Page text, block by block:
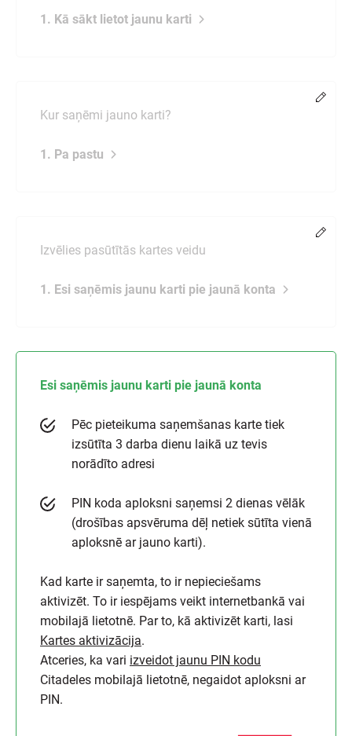
1. Kā sākt lietot jaunu karti
Kur saņēmi jauno karti?
1. Pa pastu
Izvēlies pasūtītās kartes veidu
1. Esi saņēmis jaunu karti pie jaunā konta
Esi saņēmis jaunu karti pie jaunā konta
Pēc pieteikuma saņemšanas karte tiek
izsūtīta 3 darba dienu laikā uz tevis
norādīto adresi
PIN koda aploksni saņemsi 2 dienas vēlāk
(drošības apsvēruma dēļ netiek sūtīta vienā
aploksnē ar jauno karti).
Kad karte ir saņemta, to ir nepieciešams
aktivizēt. To ir iespējams veikt internetbankā vai
mobilajā lietotnē. Par to, kā aktivizēt karti, lasi
Kartes aktivizācija.
Atceries, ka vari izveidot jaunu PIN kodu
Citadeles mobilajā lietotnē, negaidot aploksni ar
PIN.